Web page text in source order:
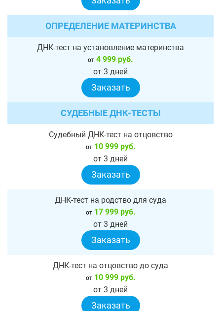
ОПРЕДЕЛЕНИЕ МАТЕРИНСТВА
ДНК-тест на установление материнства
от 4 999 руб.
от 3 дней
Заказать
СУДЕБНЫЕ ДНК-ТЕСТЫ
Судебный ДНК-тест на отцовство
от10 999 руб.
от 3 дней
Заказать
ДНК-тест на родство для суда
от17 999 руб.
от 3 дней
Заказать
ДНК-тест на отцовство до суда
от10 999 руб.
от 3 дней
Заказать